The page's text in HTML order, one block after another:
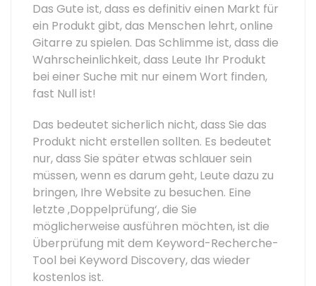
Das Gute ist, dass es definitiv einen Markt für
ein Produkt gibt, das Menschen lehrt, online
Gitarre zu spielen. Das Schlimme ist, dass die
Wahrscheinlichkeit, dass Leute Ihr Produkt
bei einer Suche mit nur einem Wort finden,
fast Null ist!
Das bedeutet sicherlich nicht, dass Sie das
Produkt nicht erstellen sollten. Es bedeutet
nur, dass Sie später etwas schlauer sein
müssen, wenn es darum geht, Leute dazu zu
bringen, Ihre Website zu besuchen. Eine
letzte ‚Doppelprüfung‘, die Sie
möglicherweise ausführen möchten, ist die
Überprüfung mit dem Keyword-Recherche-
Tool bei Keyword Discovery, das wieder
kostenlos ist.